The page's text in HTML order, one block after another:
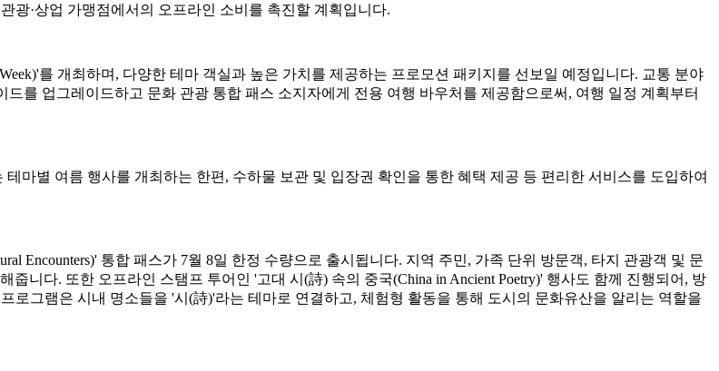
광·상업 가맹점에서의 오프라인 소비를 촉진할 계획입니다.
를 개최하며, 다양한 테마 객실과 높은 가치를 제공하는 프로모션 패키지를 선보일 예정입니다. 교통 분야
드를 업그레이드하고 문화 관광 통합 패스 소지자에게 전용 여행 바우처를 제공함으로써, 여행 일정 계획부터
마별 여름 행사를 개최하는 한편, 수하물 보관 및 입장권 확인을 통한 혜택 제공 등 편리한 서비스를 도입하여
Encounters)' 통합 패스가 7월 8일 한정 수량으로 출시됩니다. 지역 주민, 가족 단위 방문객, 타지 관광객 및 문
니다. 또한 오프라인 스탬프 투어인 '고대 시(詩) 속의 중국(China in Ancient Poetry)' 행사도 함께 진행되어, 방
로그램은 시내 명소들을 '시(詩)'라는 테마로 연결하고, 체험형 활동을 통해 도시의 문화유산을 알리는 역할을